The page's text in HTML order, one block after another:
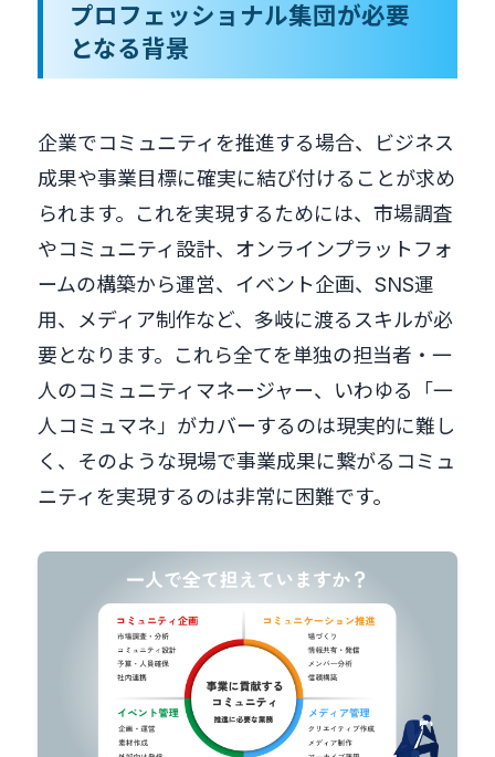
プロフェッショナル集団が必要
となる背景
企業でコミュニティを推進する場合、ビジネス
成果や事業目標に確実に結び付けることが求め
られます。これを実現するためには、市場調査
やコミュニティ設計、オンラインプラットフォ
ームの構築から運営、イベント企画、SNS運
用、メディア制作など、多岐に渡るスキルが必
要となります。これら全てを単独の担当者・一
人のコミュニティマネージャー、いわゆる「一
人コミュマネ」がカバーするのは現実的に難し
く、そのような現場で事業成果に繋がるコミュ
ニティを実現するのは非常に困難です。